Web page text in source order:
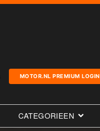
MOTOR.NL PREMIUM LOGIN
CATEGORIEEN